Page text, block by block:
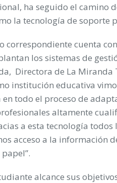
ha seguido el camino
la tecnología de soporte
correspondiente cuenta
los sistemas de
Directora de La Miranda
institución educativa
todo el proceso de
altamente
a esta tecnología todos
acceso a la información
alcance sus